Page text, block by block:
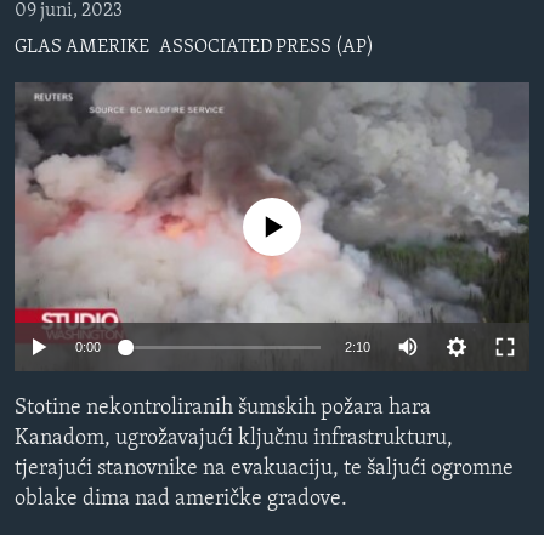
pretraguBOSNA I HERCEGOVINA
SVIJET
SPECIJALNI PROJEKTI
KORUPCIJA
SLOBODA MEDIJA
ŽENSKA STRANA
IZBJEGLIČKA STRANA
MAGAZIN
O GLASU AMERIKE
Learning English
PRATITE NAS
09 juni, 2023
GLAS AMERIKE ASSOCIATED PRESS (AP)
No media source currently available
0:00 2:10
Stotine nekontroliranih šumskih požara hara
Kanadom, ugrožavajući ključnu infrastrukturu,
tjerajući stanovnike na evakuaciju, te šaljući ogromne
oblake dima nad američke gradove.